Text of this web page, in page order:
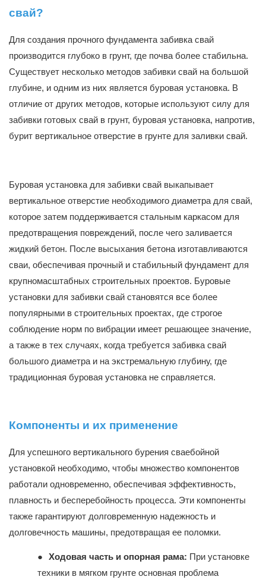
свай?
Для создания прочного фундамента забивка свай
производится глубоко в грунт, где почва более стабильна.
Существует несколько методов забивки свай на большой
глубине, и одним из них является буровая установка. В
отличие от других методов, которые используют силу для
забивки готовых свай в грунт, буровая установка, напротив,
бурит вертикальное отверстие в грунте для заливки свай.
Буровая установка для забивки свай выкапывает
вертикальное отверстие необходимого диаметра для свай,
которое затем поддерживается стальным каркасом для
предотвращения повреждений, после чего заливается
жидкий бетон. После высыхания бетона изготавливаются
сваи, обеспечивая прочный и стабильный фундамент для
крупномасштабных строительных проектов. Буровые
установки для забивки свай становятся все более
популярными в строительных проектах, где строгое
соблюдение норм по вибрации имеет решающее значение,
а также в тех случаях, когда требуется забивка свай
большого диаметра и на экстремальную глубину, где
традиционная буровая установка не справляется.
Компоненты и их применение
Для успешного вертикального бурения сваебойной
установкой необходимо, чтобы множество компонентов
работали одновременно, обеспечивая эффективность,
плавность и бесперебойность процесса. Эти компоненты
также гарантируют долговременную надежность и
долговечность машины, предотвращая ее поломки.
● Ходовая часть и опорная рама: При установке
техники в мягком грунте основная проблема